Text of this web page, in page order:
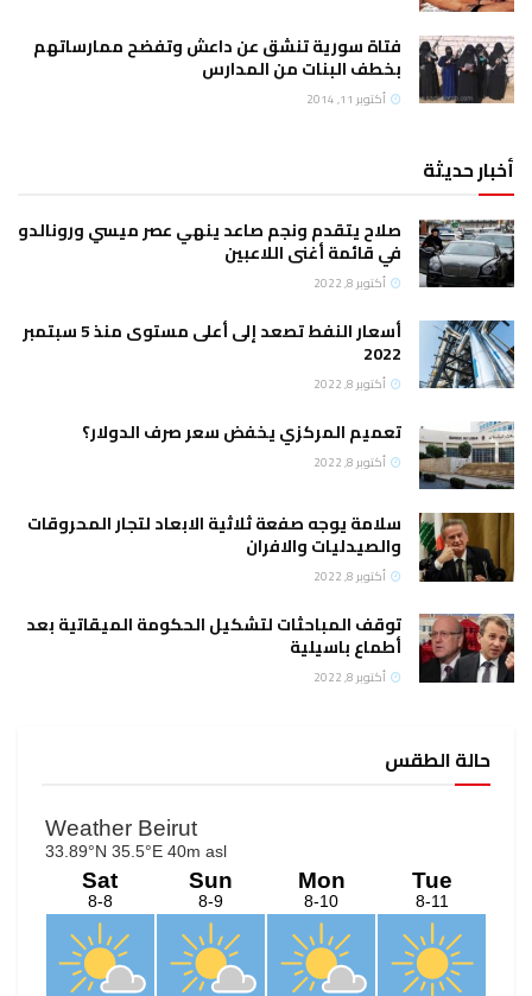
فتاة سورية تنشق عن داعش وتفضح ممارساتهم
بخطف البنات من المدارس
أكتوبر 11, 2014
أخبار حديثة
صلاح يتقدم ونجم صاعد ينهي عصر ميسي ورونالدو
في قائمة أغنى اللاعبين
أكتوبر 8, 2022
أسعار النفط تصعد إلى أعلى مستوى منذ 5 سبتمبر
2022
أكتوبر 8, 2022
تعميم المركزي يخفض سعر صرف الدولار؟
أكتوبر 8, 2022
سلامة يوجه صفعة ثلاثية الابعاد لتجار المحروقات
والصيدليات والافران
أكتوبر 8, 2022
توقف المباحثات لتشكيل الحكومة الميقاتية بعد
أطماع باسيلية
أكتوبر 8, 2022
حالة الطقس